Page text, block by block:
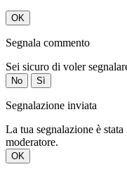
OK
Segnala commento
Sei sicuro di voler
No Sì
Segnalazione inviata
La tua segnalazione è
moderatore.
OK